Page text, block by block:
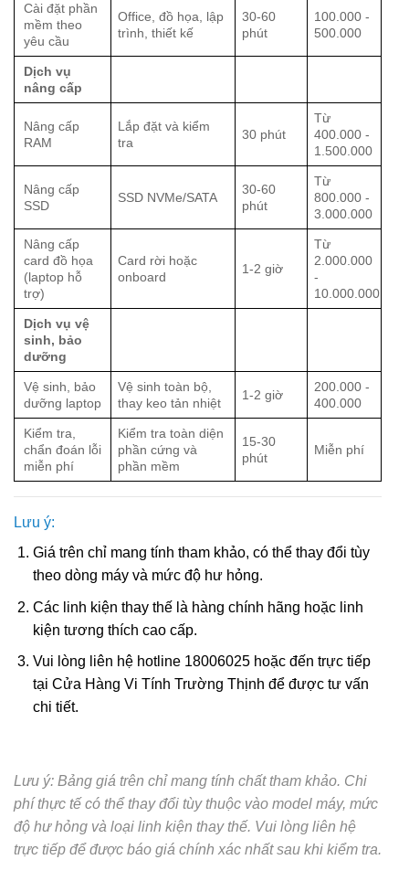
Cài đặt phần
mềm theo
yêu cầu
Office, đồ họa, lập
trình, thiết kế
30-60
phút
100.000 -
500.000
Dịch vụ
nâng cấp
Nâng cấp
RAM
Lắp đặt và kiểm
tra
30 phút
Từ
400.000 -
1.500.000
Nâng cấp
SSD
SSD NVMe/SATA
30-60
phút
Từ
800.000 -
3.000.000
Nâng cấp
card đồ họa
(laptop hỗ
trợ)
Card rời hoặc
onboard
1-2 giờ
Từ
2.000.000
-
10.000.000
Dịch vụ vệ
sinh, bảo
dưỡng
Vệ sinh, bảo
dưỡng laptop
Vệ sinh toàn bộ,
thay keo tản nhiệt
1-2 giờ
200.000 -
400.000
Kiểm tra,
chẩn đoán lỗi
miễn phí
Kiểm tra toàn diện
phần cứng và
phần mềm
15-30
phút
Miễn phí
Lưu ý:
Giá trên chỉ mang tính tham khảo, có thể thay đổi tùy
theo dòng máy và mức độ hư hỏng.
Các linh kiện thay thế là hàng chính hãng hoặc linh
kiện tương thích cao cấp.
Vui lòng liên hệ hotline 18006025 hoặc đến trực tiếp
tại Cửa Hàng Vi Tính Trường Thịnh để được tư vấn
chi tiết.
Lưu ý: Bảng giá trên chỉ mang tính chất tham khảo. Chi
phí thực tế có thể thay đổi tùy thuộc vào model máy, mức
độ hư hỏng và loại linh kiện thay thế. Vui lòng liên hệ
trực tiếp để được báo giá chính xác nhất sau khi kiểm tra.